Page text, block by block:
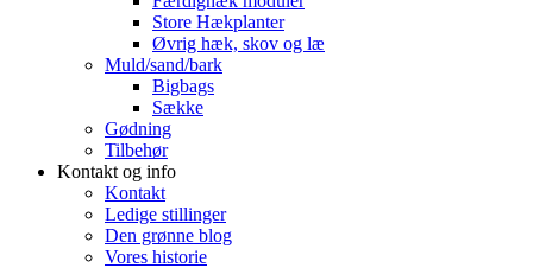
Store Hækplanter
Øvrig hæk, skov og læ
Muld/sand/bark
Bigbags
Sække
Gødning
Tilbehør
Kontakt og info
Kontakt
Ledige stillinger
Den grønne blog
Vores historie